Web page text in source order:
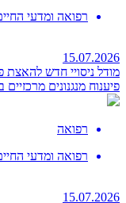
רפואה ומדעי
15.07.2026
מודל ניסויי חדש להאצת
פיענוח מנגנונים
רפואה
רפואה ומדעי
15.07.2026